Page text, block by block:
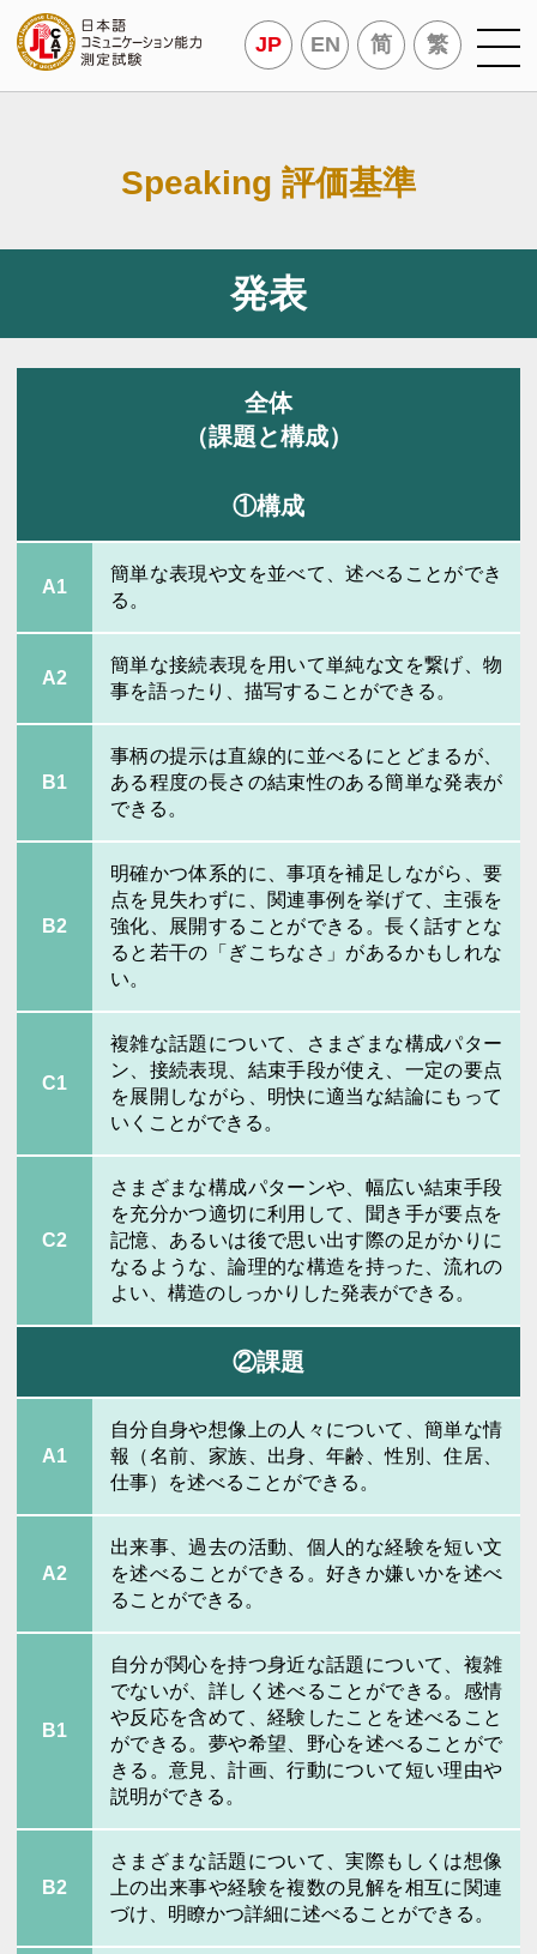
JP EN 简 繁
Speaking 評価基準
発表
全体
（課題と構成）
①構成
A1
簡単な表現や文を並べて、述べることができ
る。
A2
簡単な接続表現を用いて単純な文を繋げ、物
事を語ったり、描写することができる。
B1
事柄の提示は直線的に並べるにとどまるが、
ある程度の長さの結束性のある簡単な発表が
できる。
B2
明確かつ体系的に、事項を補足しながら、要
点を見失わずに、関連事例を挙げて、主張を
強化、展開することができる。長く話すとな
ると若干の「ぎこちなさ」があるかもしれな
い。
C1
複雑な話題について、さまざまな構成パター
ン、接続表現、結束手段が使え、一定の要点
を展開しながら、明快に適当な結論にもって
いくことができる。
C2
さまざまな構成パターンや、幅広い結束手段
を充分かつ適切に利用して、聞き手が要点を
記憶、あるいは後で思い出す際の足がかりに
なるような、論理的な構造を持った、流れの
よい、構造のしっかりした発表ができる。
②課題
A1
自分自身や想像上の人々について、簡単な情
報（名前、家族、出身、年齢、性別、住居、
仕事）を述べることができる。
A2
出来事、過去の活動、個人的な経験を短い文
を述べることができる。好きか嫌いかを述べ
ることができる。
B1
自分が関心を持つ身近な話題について、複雑
でないが、詳しく述べることができる。感情
や反応を含めて、経験したことを述べること
ができる。夢や希望、野心を述べることがで
きる。意見、計画、行動について短い理由や
説明ができる。
B2
さまざまな話題について、実際もしくは想像
上の出来事や経験を複数の見解を相互に関連
づけ、明瞭かつ詳細に述べることができる。